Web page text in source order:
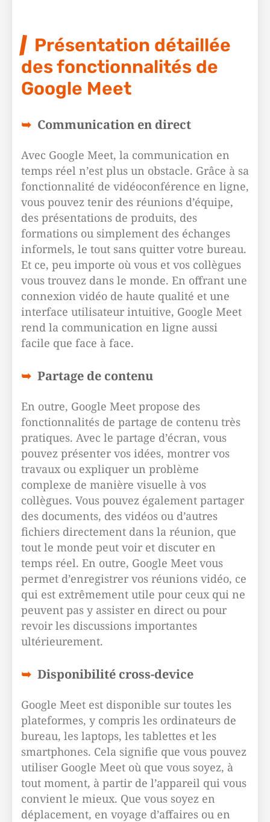
Présentation détaillée
des fonctionnalités de
Google Meet
Communication en direct
Avec Google Meet, la communication en
temps réel n’est plus un obstacle. Grâce à sa
fonctionnalité de vidéoconférence en ligne,
vous pouvez tenir des réunions d’équipe,
des présentations de produits, des
formations ou simplement des échanges
informels, le tout sans quitter votre bureau.
Et ce, peu importe où vous et vos collègues
vous trouvez dans le monde. En offrant une
connexion vidéo de haute qualité et une
interface utilisateur intuitive, Google Meet
rend la communication en ligne aussi
facile que face à face.
Partage de contenu
En outre, Google Meet propose des
fonctionnalités de partage de contenu très
pratiques. Avec le partage d’écran, vous
pouvez présenter vos idées, montrer vos
travaux ou expliquer un problème
complexe de manière visuelle à vos
collègues. Vous pouvez également partager
des documents, des vidéos ou d’autres
fichiers directement dans la réunion, que
tout le monde peut voir et discuter en
temps réel. En outre, Google Meet vous
permet d’enregistrer vos réunions vidéo, ce
qui est extrêmement utile pour ceux qui ne
peuvent pas y assister en direct ou pour
revoir les discussions importantes
ultérieurement.
Disponibilité cross-device
Google Meet est disponible sur toutes les
plateformes, y compris les ordinateurs de
bureau, les laptops, les tablettes et les
smartphones. Cela signifie que vous pouvez
utiliser Google Meet où que vous soyez, à
tout moment, à partir de l’appareil qui vous
convient le mieux. Que vous soyez en
déplacement, en voyage d’affaires ou en